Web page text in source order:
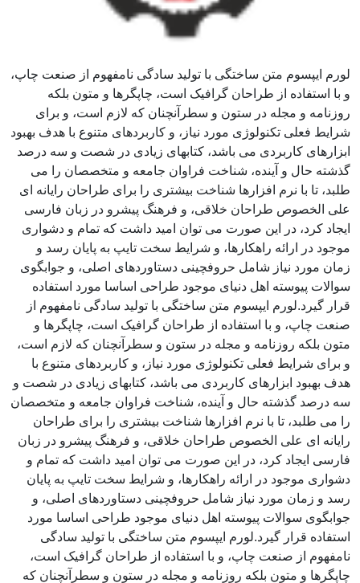
لورم ایپسوم متن ساختگی با تولید سادگی نامفهوم از صنعت چاپ،
و با استفاده از طراحان گرافیک است، چاپگرها و متون بلکه
روزنامه و مجله در ستون و سطرآنچنان که لازم است، و برای
شرایط فعلی تکنولوژی مورد نیاز، و کاربردهای متنوع با هدف بهبود
ابزارهای کاربردی می باشد، کتابهای زیادی در شصت و سه درصد
گذشته حال و آینده، شناخت فراوان جامعه و متخصصان را می
طلبد، تا با نرم افزارها شناخت بیشتری را برای طراحان رایانه ای
علی الخصوص طراحان خلاقی، و فرهنگ پیشرو در زبان فارسی
ایجاد کرد، در این صورت می توان امید داشت که تمام و دشواری
موجود در ارائه راهکارها، و شرایط سخت تایپ به پایان رسد و
زمان مورد نیاز شامل حروفچینی دستاوردهای اصلی، و جوابگوی
سوالات پیوسته اهل دنیای موجود طراحی اساسا مورد استفاده
قرار گیرد.لورم ایپسوم متن ساختگی با تولید سادگی نامفهوم از
صنعت چاپ، و با استفاده از طراحان گرافیک است، چاپگرها و
متون بلکه روزنامه و مجله در ستون و سطرآنچنان که لازم است،
و برای شرایط فعلی تکنولوژی مورد نیاز، و کاربردهای متنوع با
هدف بهبود ابزارهای کاربردی می باشد، کتابهای زیادی در شصت و
سه درصد گذشته حال و آینده، شناخت فراوان جامعه و متخصصان
را می طلبد، تا با نرم افزارها شناخت بیشتری را برای طراحان
رایانه ای علی الخصوص طراحان خلاقی، و فرهنگ پیشرو در زبان
فارسی ایجاد کرد، در این صورت می توان امید داشت که تمام و
دشواری موجود در ارائه راهکارها، و شرایط سخت تایپ به پایان
رسد و زمان مورد نیاز شامل حروفچینی دستاوردهای اصلی، و
جوابگوی سوالات پیوسته اهل دنیای موجود طراحی اساسا مورد
استفاده قرار گیرد.لورم ایپسوم متن ساختگی با تولید سادگی
نامفهوم از صنعت چاپ، و با استفاده از طراحان گرافیک است،
چاپگرها و متون بلکه روزنامه و مجله در ستون و سطرآنچنان که